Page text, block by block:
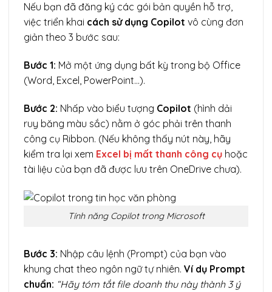
Nếu bạn đã đăng ký các gói bản quyền hỗ trợ,
việc triển khai cách sử dụng Copilot vô cùng đơn
giản theo 3 bước sau:
Bước 1: Mở một ứng dụng bất kỳ trong bộ Office
(Word, Excel, PowerPoint…).
Bước 2: Nhấp vào biểu tượng Copilot (hình dải
ruy băng màu sắc) nằm ở góc phải trên thanh
công cụ Ribbon. (Nếu không thấy nút này, hãy
kiểm tra lại xem Excel bị mất thanh công cụ hoặc
tài liệu của bạn đã được lưu trên OneDrive chưa).
Tính năng Copilot trong Microsoft
Bước 3: Nhập câu lệnh (Prompt) của bạn vào
khung chat theo ngôn ngữ tự nhiên. Ví dụ Prompt
chuẩn: “Hãy tóm tắt file doanh thu này thành 3 ý